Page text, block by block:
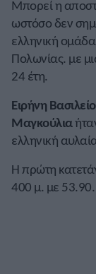
Μπορεί η
ωστόσο δεν
ελληνική ομάδα
Πολωνίας. με
24 έτη.
Ειρήνη
Μαγκούλια
ελληνική
Η πρώτη
400 μ. με 53.90.